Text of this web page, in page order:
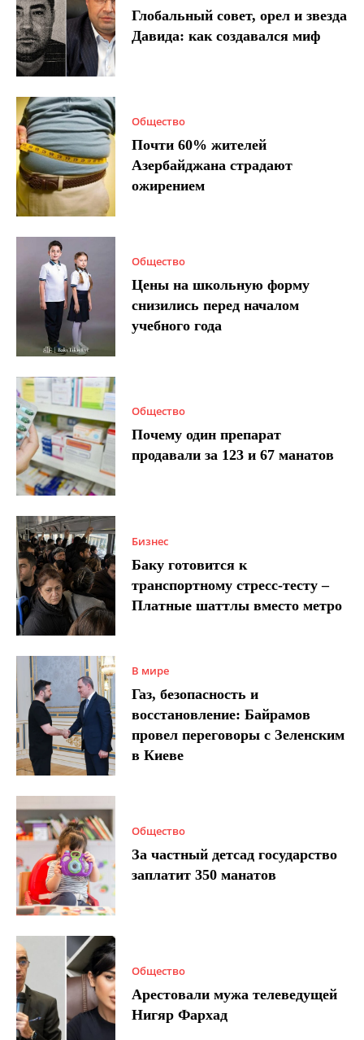
Глобальный совет, орел и звезда
Давида: как создавался миф
Общество
Почти 60% жителей
Азербайджана страдают
ожирением
Общество
Цены на школьную форму
снизились перед началом
учебного года
Общество
Почему один препарат
продавали за 123 и 67 манатов
Бизнес
Баку готовится к
транспортному стресс-тесту –
Платные шаттлы вместо метро
В мире
Газ, безопасность и
восстановление: Байрамов
провел переговоры с Зеленским
в Киеве
Общество
За частный детсад государство
заплатит 350 манатов
Общество
Арестовали мужа телеведущей
Нигяр Фархад